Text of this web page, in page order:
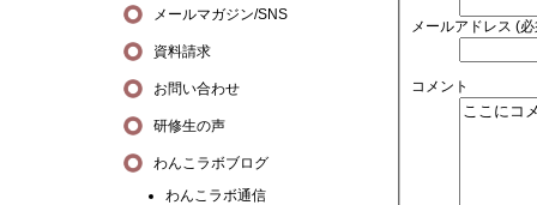
メールアドレス (
コメント
メールマガジン/SNS
資料請求
お問い合わせ
研修生の声
わんこラボブログ
わんこラボ通信